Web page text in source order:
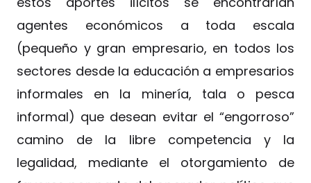
agentes económicos a toda escala
(pequeño y gran empresario, en todos los
sectores desde la educación a empresarios
informales en la minería, tala o pesca
informal) que desean evitar el “engorroso”
camino de la libre competencia y la
legalidad, mediante el otorgamiento de